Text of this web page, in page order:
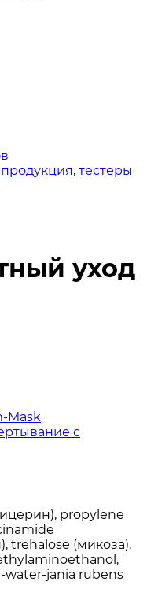
тестеры
уход
Mask
с
propylene
trehalose (микоза),
water-jania rubens